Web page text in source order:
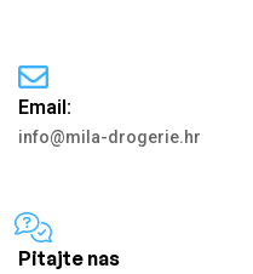
Email:
info@mila-drogerie.hr
Pitajte nas